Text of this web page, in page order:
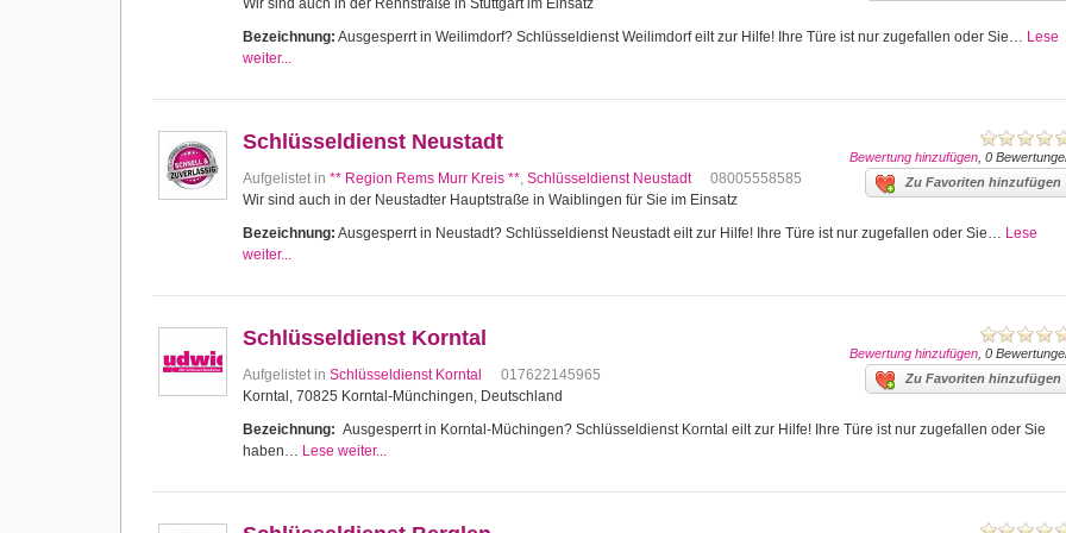
Wir sind auch in der Rennstraße in Stuttgart im Einsatz
Bezeichnung: Ausgesperrt in Weilimdorf? Schlüsseldienst Weilimdorf eilt zur Hilfe! Ihre Türe ist nur zugefallen oder Sie… Lese
weiter...
Bewertung hinzufügen , 0
Schlüsseldienst Neustadt
Aufgelistet in ** Region Rems Murr Kreis **, Schlüsseldienst Neustadt Zu Favoriten hinzufügen
08005558585
Wir sind auch in der Neustadter Hauptstraße in Waiblingen für Sie im Einsatz
Bezeichnung: Ausgesperrt in Neustadt? Schlüsseldienst Neustadt eilt zur Hilfe! Ihre Türe ist nur zugefallen oder Sie… Lese
weiter...
Bewertung hinzufügen , 0
Schlüsseldienst Korntal
Aufgelistet in Schlüsseldienst Korntal Zu Favoriten hinzufügen
017622145965
Korntal, 70825 Korntal-Münchingen, Deutschland
Bezeichnung: Ausgesperrt in Korntal-Müchingen? Schlüsseldienst Korntal eilt zur Hilfe! Ihre Türe ist nur zugefallen oder Sie
haben… Lese weiter...